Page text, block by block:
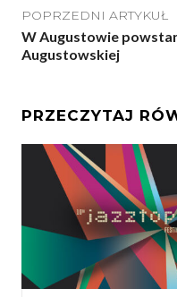
POPRZEDNI ARTYKUŁ
W Augustowie
Augustowskiej
PRZECZYTAJ